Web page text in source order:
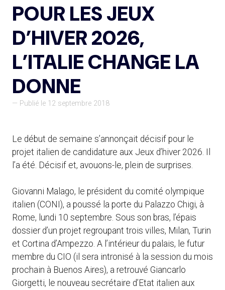
POUR LES JEUX
D’HIVER 2026,
L’ITALIE CHANGE LA
DONNE
— Publié le 12 septembre 2018
Le début de semaine s’annonçait décisif pour le
projet italien de candidature aux Jeux d’hiver 2026. Il
l’a été. Décisif et, avouons-le, plein de surprises.
Giovanni Malago, le président du comité olympique
italien (CONI), a poussé la porte du Palazzo Chigi, à
Rome, lundi 10 septembre. Sous son bras, l’épais
dossier d’un projet regroupant trois villes, Milan, Turin
et Cortina d’Ampezzo. A l’intérieur du palais, le futur
membre du CIO (il sera intronisé à la session du mois
prochain à Buenos Aires), a retrouvé Giancarlo
Giorgetti, le nouveau secrétaire d’Etat italien aux